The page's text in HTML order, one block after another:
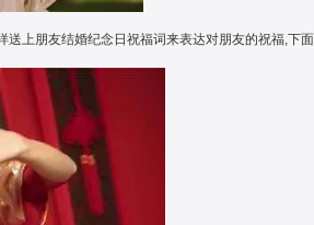
上朋友结婚纪念日祝福词来表达对朋友的祝福,下